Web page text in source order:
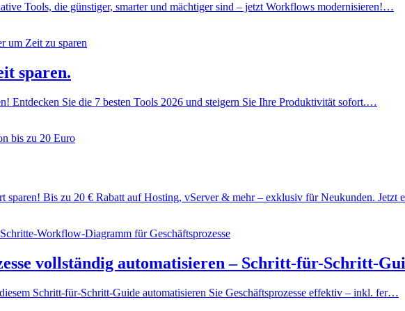
Tools, die günstiger, smarter und mächtiger sind – jetzt Workflows modernisieren!…
sparen.
Entdecken Sie die 7 besten Tools 2026 und steigern Sie Ihre Produktivität sofort.…
sparen! Bis zu 20 € Rabatt auf Hosting, vServer & mehr – exklusiv für Neukunden. Jetzt
vollständig automatisieren – Schritt-für-Schritt-
Schritt-für-Schritt-Guide automatisieren Sie Geschäftsprozesse effektiv – inkl. fer…